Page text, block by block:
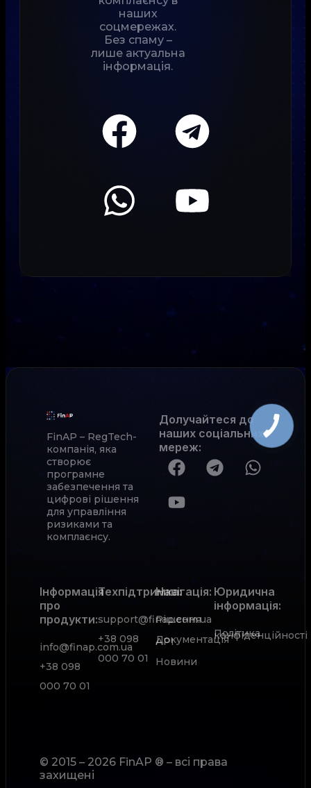
наших
соцмережах.
Без спаму –
лише актуальна
інформація.
FinAP – RegTech-
компанія, яка
створює
програмне
забезпечення та
цифрові рішення
для управління
ризиками та
комплаєнсу.
Долучайтеся до
наших соціальних
мереж:
Інформація
про
продукти:
info@finap.com.ua
+38 098
000 70 01
Техпідтримка:
support@finap.com.ua
+38 098
000 70 01
Рішення
Документація
АРІ
Новини
Навігація: Юридична
інформація:
Політика
конфіденційності
© 2015 – 2026 FinAP ® – всі права
захищені